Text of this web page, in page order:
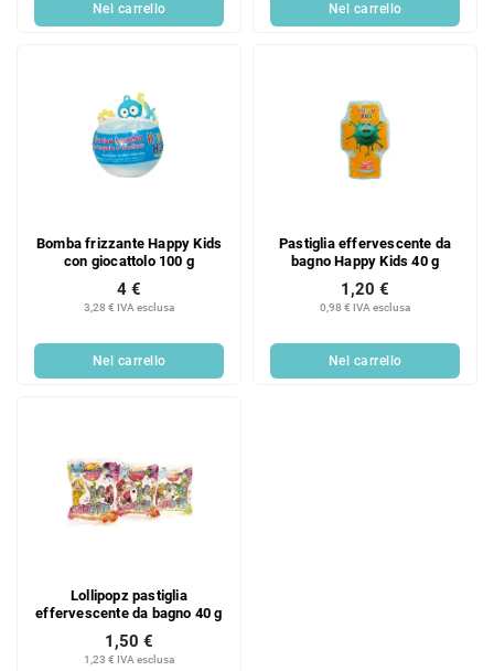
Nel carrello Nel carrello
Bomba frizzante Happy Kids
con giocattolo 100 g
3,28 € IVA esclusa
4 €
Nel carrello
Pastiglia effervescente da
bagno Happy Kids 40 g
0,98 € IVA esclusa
1,20 €
Nel carrello
Lollipopz pastiglia
effervescente da bagno 40 g
1,23 € IVA esclusa
1,50 €